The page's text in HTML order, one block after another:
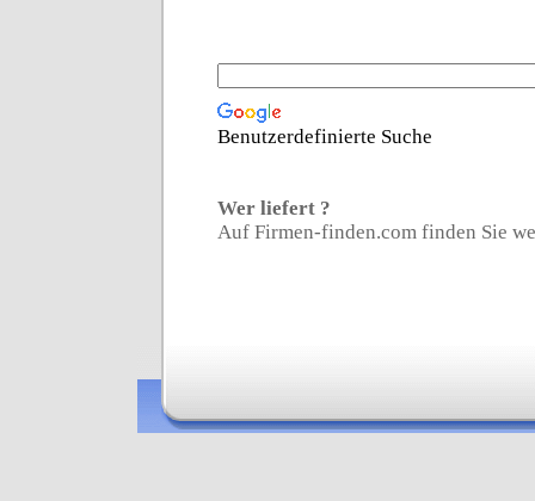
Benutzerdefinierte Suche
Wer liefert ?
Auf Firmen-finden.com finden Sie